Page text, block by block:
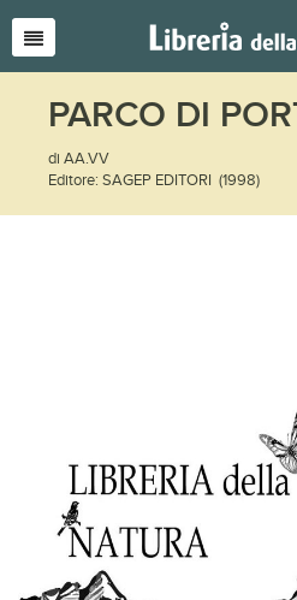
PARCO DI
di AA.VV
Editore: SAGEP EDITORI (1998)